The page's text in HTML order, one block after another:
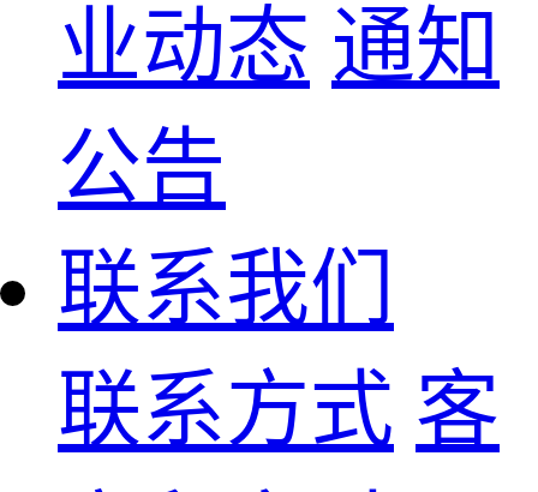
业动态 通知
公告
联系我们
联系方式 客